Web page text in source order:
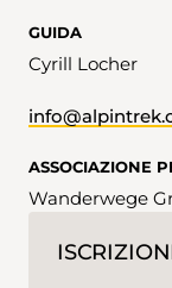
GUIDA
Cyrill Locher
ASSOCIAZIONE
Wanderwege